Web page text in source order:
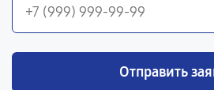
Отправить